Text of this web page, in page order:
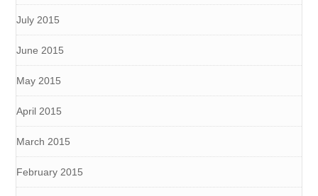
July 2015
June 2015
May 2015
April 2015
March 2015
February 2015